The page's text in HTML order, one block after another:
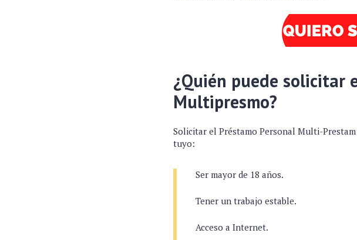
¿Quién puede solicitar
Multipresmo?
Solicitar el Préstamo Personal Multi-
tuyo:
Ser mayor de 18 años.
Tener un trabajo estable.
Acceso a Internet.